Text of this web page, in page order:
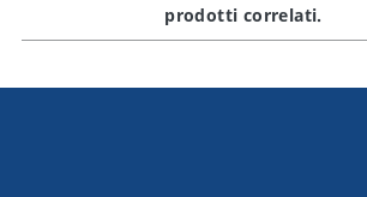
prodotti correlati.